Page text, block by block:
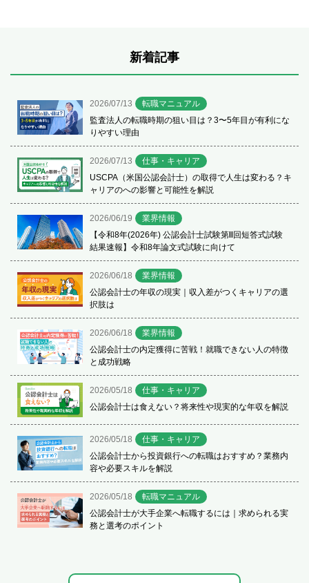
新着記事
2026/07/13
転職マニュアル
監査法人の転職時期の狙い目は？3〜5年目が有利にな
りやすい理由
2026/07/13
仕事・キャリア
USCPA（米国公認会計士）の取得で人生は変わる？キ
ャリアのへの影響と可能性を解説
2026/06/19
業界情報
【令和8年(2026年) 公認会計士試験第Ⅱ回短答式試験
結果速報】令和8年論文式試験に向けて
2026/06/18
業界情報
公認会計士の年収の現実｜収入差がつくキャリアの選
択肢は
2026/06/18
業界情報
公認会計士の内定獲得に苦戦！就職できない人の特徴
と成功戦略
2026/05/18
仕事・キャリア
公認会計士は食えない？将来性や現実的な年収を解説
2026/05/18
仕事・キャリア
公認会計士から投資銀行への転職はおすすめ？業務内
容や必要スキルを解説
2026/05/18
転職マニュアル
公認会計士が大手企業へ転職するには｜求められる実
務と選考のポイント